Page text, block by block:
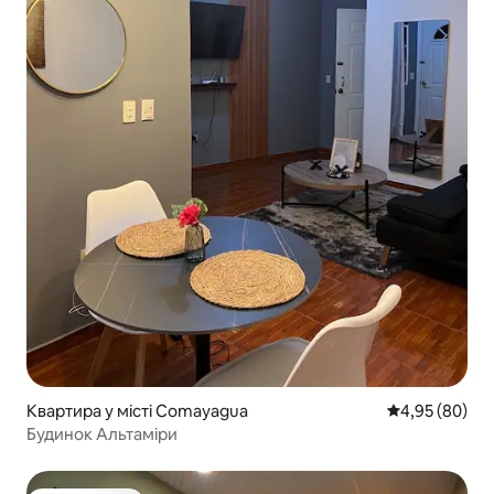
Квартира у місті Comayagua Середня
4,95 (80)
Будинок Альтаміри